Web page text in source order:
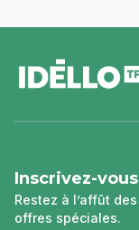
de
page
Inscrivez-
Restez à l’affût
offres spéciales.